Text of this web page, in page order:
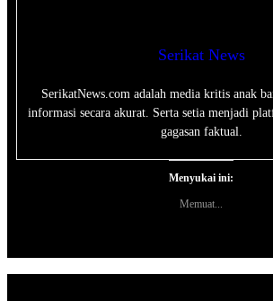
Serikat News
SerikatNews.com adalah media kritis anak
informasi secara akurat. Serta setia menjadi
gagasan faktual.
Menyukai ini:
Memuat...